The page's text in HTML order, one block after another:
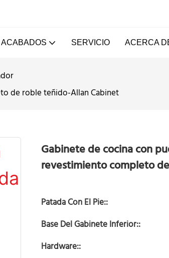
SERVICIO ACERCA
de roble teñido-Allan Cabinet
Gabinete de cocina con
revestimiento completo
Patada Con El Pie::
Base Del Gabinete Inferior::
Hardware::